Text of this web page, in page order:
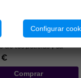
resina color bronce.
Miguel es el
de los policías y su
es el valor, la ...
€
Comprar
Configurar